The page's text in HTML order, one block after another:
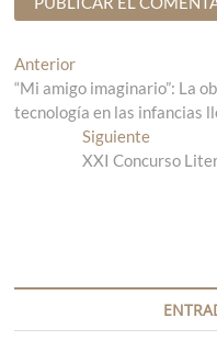
N
a
c
Anterior
n
t
r
a
r
“Mi amigo imaginario”: La
tecnología en las infancias
SiguienteE
n
i
XXI Concurso